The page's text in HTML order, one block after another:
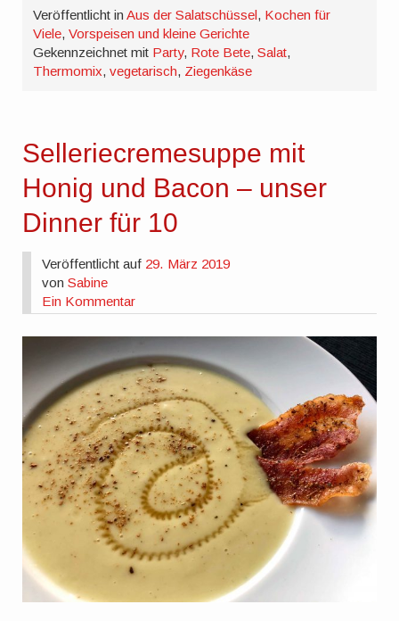
Veröffentlicht inAus der Salatschüssel, Kochen für
Viele,Vorspeisen und kleine Gerichte
Gekennzeichnet mit Party, Rote Bete,Salat,
Thermomix,vegetarisch, Ziegenkäse
Selleriecremesuppe mit
Honig und Bacon – unser
Dinner für 10
Veröffentlicht auf 29. März 2019
vonSabine
Ein Kommentar